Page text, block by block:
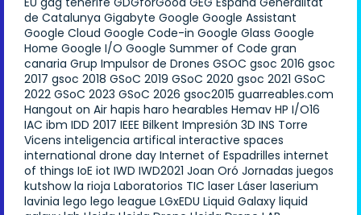
de Catalunya Gigabyte Google Google Assistant
Google Cloud Google Code-in Google Glass Google
Home Google I/O Google Summer of Code gran
canaria Grup Impulsor de Drones GSOC gsoc 2016 gsoc
2017 gsoc 2018 GSoC 2019 GSoC 2020 gsoc 2021 GSoC
2022 GSoC 2023 GSoC 2026 gsoc2015 guarreables.com
Hangout on Air hapis haro hearables Hemav HP I/O16
IAC ibm IDD 2017 IEEE Bilkent Impresión 3D INS Torre
Vicens inteligencia artifical interactive spaces
international drone day Internet of Espadrilles internet
of things IoE iot IWD IWD2021 Joan Oró Jornadas juegos
kutshow la rioja Laboratorios TIC laser Láser laserium
lavinia lego lego league LGxEDU Liquid Galaxy liquid